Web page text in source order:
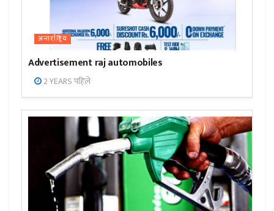
अन्तर्राष्ट्रिय
Advertisement raj automobiles
2 YEARS पहिले